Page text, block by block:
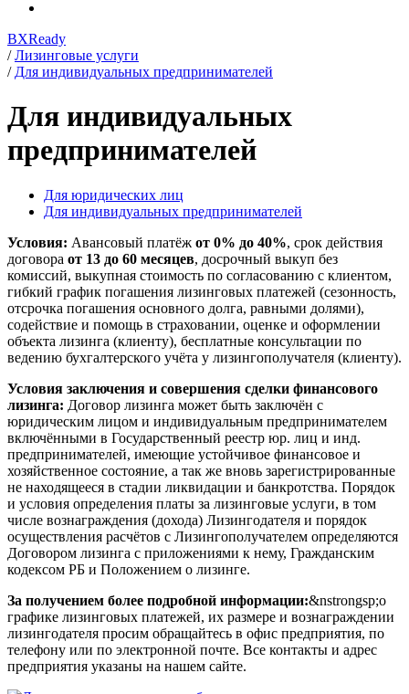
BXReady
/ Лизинговые услуги
/ Для индивидуальных предпринимателей
Для индивидуальных
предпринимателей
Для юридических лиц
Для индивидуальных предпринимателей
Условия: Авансовый платёж от 0% до 40%, срок действия
договора от 13 до 60 месяцев, досрочный выкуп без
комиссий, выкупная стоимость по согласованию с клиентом,
гибкий график погашения лизинговых платежей (сезонность,
отсрочка погашения основного долга, равными долями),
содействие и помощь в страховании, оценке и оформлении
объекта лизинга (клиенту), бесплатные консультации по
ведению бухгалтерского учёта у лизингополучателя (клиенту).
Условия заключения и совершения сделки финансового
лизинга: Договор лизинга может быть заключён с
юридическим лицом и индивидуальным предпринимателем
включёнными в Государственный реестр юр. лиц и инд.
предпринимателей, имеющие устойчивое финансовое и
хозяйственное состояние, а так же вновь зарегистрированные
не находящееся в стадии ликвидации и банкротства. Порядок
и условия определения платы за лизинговые услуги, в том
числе вознаграждения (дохода) Лизингодателя и порядок
осуществления расчётов с Лизингополучателем определяются
Договором лизинга с приложениями к нему, Гражданским
кодексом РБ и Положением о лизинге.
За получением более подробной информации:&nstrongsp;о
графике лизинговых платежей, их размере и вознаграждении
лизингодателя просим обращайтесь в офис предприятия, по
телефону или по электронной почте. Все контакты и адрес
предприятия указаны на нашем сайте.